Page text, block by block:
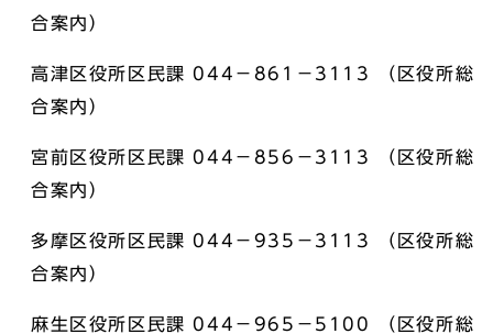
合案内）
高津区役所区民課 044－861－3113 （区役所総
合案内）
宮前区役所区民課 044－856－3113 （区役所総
合案内）
多摩区役所区民課 044－935－3113 （区役所総
合案内）
麻生区役所区民課 044－965－5100 （区役所総